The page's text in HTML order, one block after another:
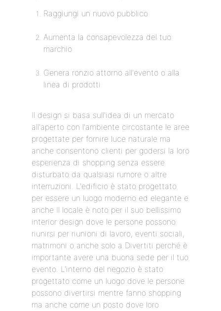
Raggiungi un nuovo pubblico
Aumenta la consapevolezza del tuo
marchio
Genera ronzio attorno all'evento o alla
linea di prodotti
Il design si basa sull'idea di un mercato
all'aperto con l'ambiente circostante le aree
progettate per fornire luce naturale ma
anche consentono clienti per godersi la loro
esperienza di shopping senza essere
disturbato da qualsiasi rumore o altre
interruzioni. L'edificio è stato progettato
per essere un luogo moderno ed elegante e
anche Il locale è noto per il suo bellissimo
interior design dove le persone possono
riunirsi per riunioni di lavoro, eventi sociali,
matrimoni o anche solo a Divertiti perché è
importante avere una buona sede per il tuo
evento. L'interno del negozio è stato
progettato come un luogo dove le persone
possono divertirsi mentre fanno shopping
ma anche come un posto dove loro